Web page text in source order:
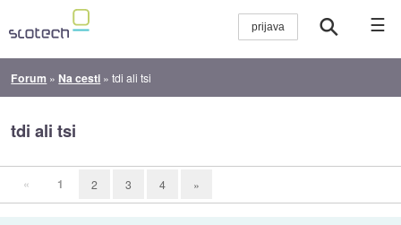
☰
Forum » Na cesti »tdi ali tsi
tdi ali tsi
« 1 2 3 4 »